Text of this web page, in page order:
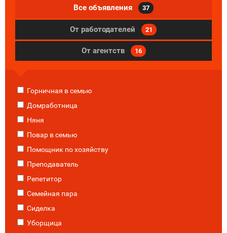
Все объявления 37
От работодателей 21
От агентств 16
Горничная в семью
Домработница
Няня
Повар в семью
Помощник по хозяйству
Преподаватель
Репетитор
Семейная пара
Сиделка
Уборщица